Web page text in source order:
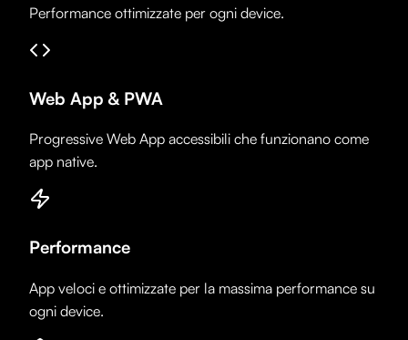
Performance ottimizzate per ogni device.
Web App & PWA
Progressive Web App accessibili che funzionano come
app native.
Performance
App veloci e ottimizzate per la massima performance su
ogni device.